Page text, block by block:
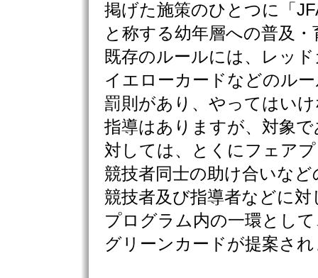
掲げた施策のひとつに「
と称する幼年層への普及
既存のルールには、レッ
イエローカードなどのル
罰則があり、やってはい
指導はありますが、対象
対しては、とくにフェア
競技者同士の助け合いな
競技者及び指導者などに
プログラム内の一環として
グリーンカードが提案さ